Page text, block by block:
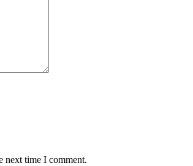
next time I comment.